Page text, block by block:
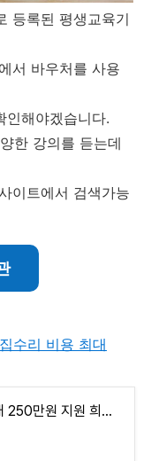
등록된 평생교육기
서 바우처를 사용
인해야겠습니다.
한 강의를 듣는데
이트에서 검색가능
수리 비용 최대
서울시 집수리 비용 최대 250만원 지원 희망의 집수리